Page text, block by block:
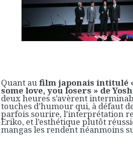
Quant aufilm japonais intitulé
some love, you losers » de
deux heures s’avèrent
touches d’humour qui, à défaut
parfois sourire, l’interprétation
Eriko, et l’esthétique plutôt
mangas les rendent néanmoins